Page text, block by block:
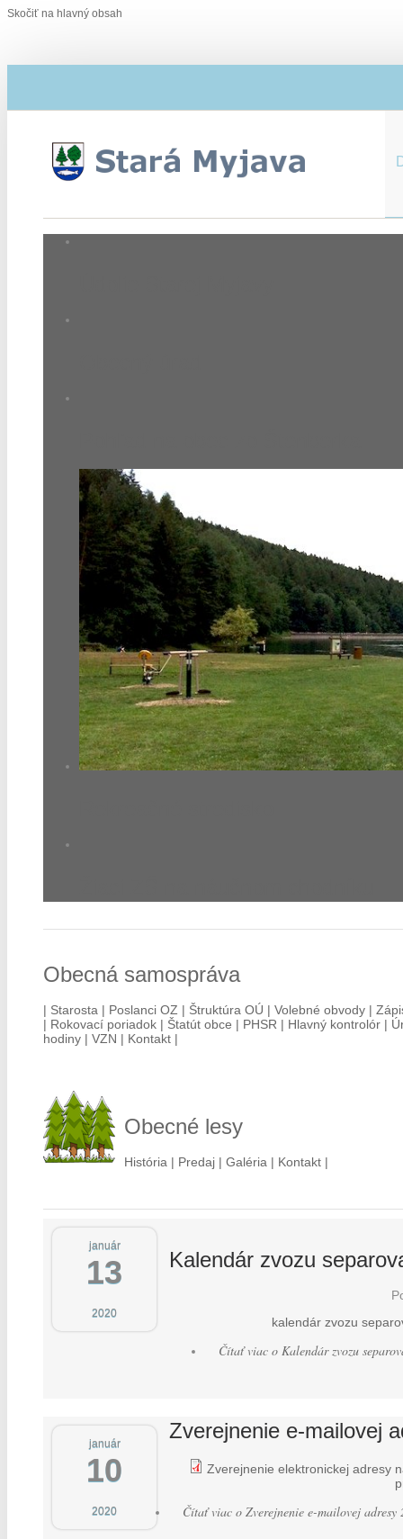
Skočiť na hlavný obsah
Obecná samospráva
| Starosta | Poslanci OZ | Štruktúra OÚ | Volebné obvody |
| Rokovací poriadok | Štatút obce | PHSR | Hlavný kontrolór |
hodiny | VZN | Kontakt |
Obecné lesy
História | Predaj | Galéria | Kontakt |
január
13
2020
Kalendár zvozu
kalendár zvozu
Čítať viac o Kalendár zvozu
január
10
2020
Zverejnenie e-mailovej
Zverejnenie elektronickej adresy
Čítať viac o Zverejnenie e-mailovej adresy